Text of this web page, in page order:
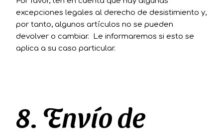
excepciones legales al derecho de desistimiento y,
por tanto, algunos artículos no se pueden
devolver o cambiar. Le informaremos si esto se
aplica a su caso particular.
8. Envío de